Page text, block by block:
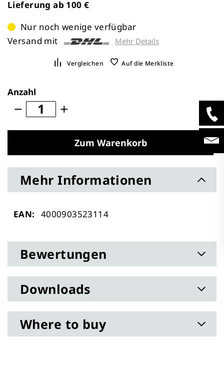
Lieferung ab 100 €
Nur noch wenige verfügbar
Versand mit
Mehr Details
Vergleichen Auf die Merkliste
Anzahl
Zum Warenkorb
Mehr Informationen
Mehr
4000903523114
Bewertungen
Downloads
Where to buy